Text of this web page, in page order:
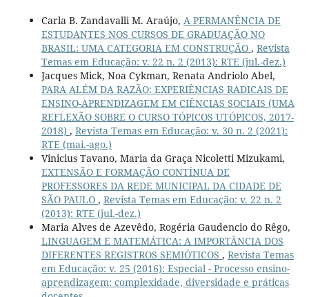
Carla B. Zandavalli M. Araújo, A PERMANÊNCIA DE
ESTUDANTES NOS CURSOS DE GRADUAÇÃO NO
BRASIL: UMA CATEGORIA EM CONSTRUÇÃO , Revista
Temas em Educação: v. 22 n. 2 (2013): RTE (jul.-dez.)
Jacques Mick, Noa Cykman, Renata Andriolo Abel,
PARA ALÉM DA RAZÃO: EXPERIÊNCIAS RADICAIS DE
ENSINO-APRENDIZAGEM EM CIÊNCIAS SOCIAIS (UMA
REFLEXÃO SOBRE O CURSO TÓPICOS UTÓPICOS, 2017-
2018) , Revista Temas em Educação: v. 30 n. 2 (2021):
RTE (mai.-ago.)
Vinicius Tavano, Maria da Graça Nicoletti Mizukami,
EXTENSÃO E FORMAÇÃO CONTÍNUA DE
PROFESSORES DA REDE MUNICIPAL DA CIDADE DE
SÃO PAULO , Revista Temas em Educação: v. 22 n. 2
(2013): RTE (jul.-dez.)
Maria Alves de Azevêdo, Rogéria Gaudencio do Rêgo,
LINGUAGEM E MATEMÁTICA: A IMPORTÂNCIA DOS
DIFERENTES REGISTROS SEMIÓTICOS , Revista Temas
em Educação: v. 25 (2016): Especial - Processo ensino-
aprendizagem: complexidade, diversidade e práticas